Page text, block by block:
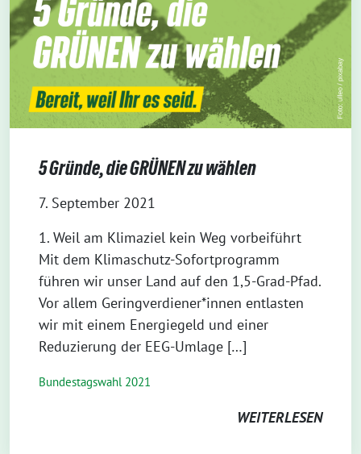
5 Gründe, die GRÜNEN zu wählen
7. September 2021
1. Weil am Klimaziel kein Weg vorbeiführt
Mit dem Klimaschutz-Sofortprogramm
führen wir unser Land auf den 1,5-Grad-Pfad.
Vor allem Geringverdiener*innen entlasten
wir mit einem Energiegeld und einer
Reduzierung der EEG-Umlage […]
Bundestagswahl 2021
WEITERLESEN